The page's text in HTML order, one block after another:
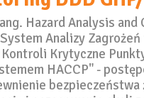
Hazard Analysis
Analizy
Krytyczne
HACCP" -
bezpieczeństwa